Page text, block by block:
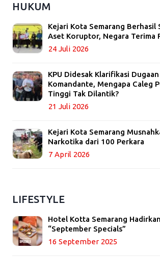
HUKUM
Kejari Kota Semarang Berhasil
Aset Koruptor, Negara Terima
24 Juli 2026
KPU Didesak Klarifikasi
Komandante, Mengapa Caleg
Tinggi Tak Dilantik?
21 Juli 2026
Kejari Kota Semarang
Narkotika dari 100 Perkara
7 April 2026
LIFESTYLE
Hotel Kotta Semarang
“September Specials”
16 September 2025